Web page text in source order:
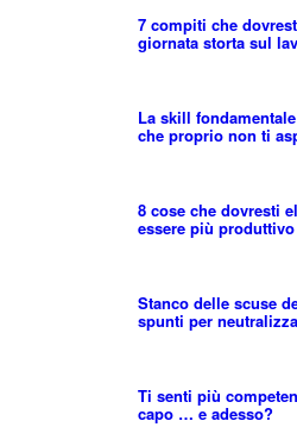
7 compiti che
giornata storta sul
La skill
che proprio non ti
8 cose che dovresti
essere più
Stanco delle scuse
spunti per
Ti senti più
capo … e adesso?